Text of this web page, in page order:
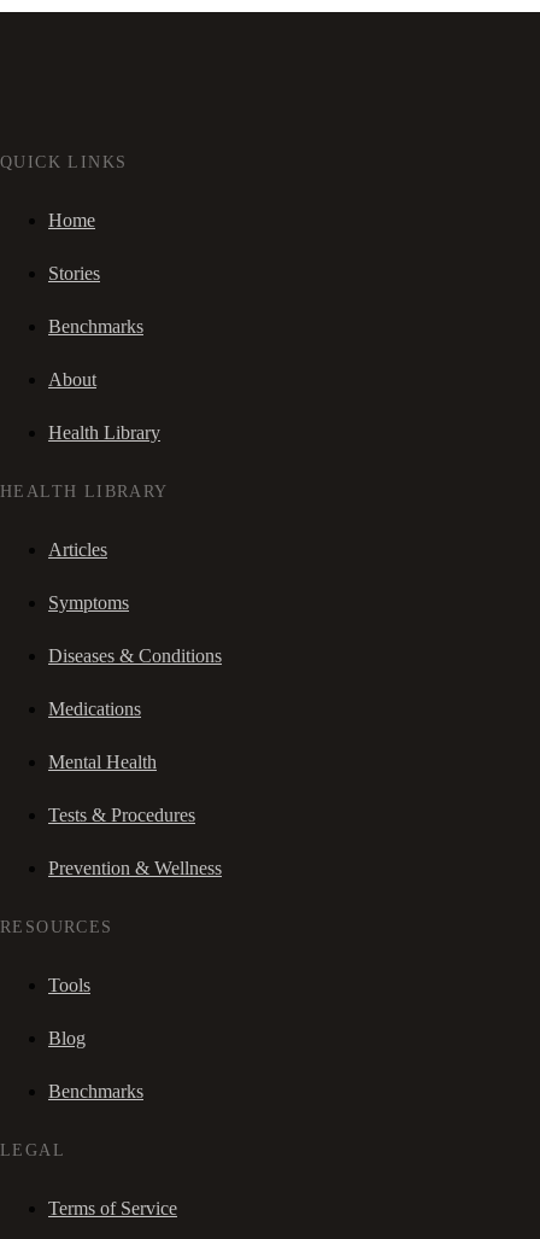
QUICK LINKS
Home
Stories
Benchmarks
About
Health Library
HEALTH LIBRARY
Articles
Symptoms
Diseases & Conditions
Medications
Mental Health
Tests & Procedures
Prevention & Wellness
RESOURCES
Tools
Blog
Benchmarks
LEGAL
Terms of Service